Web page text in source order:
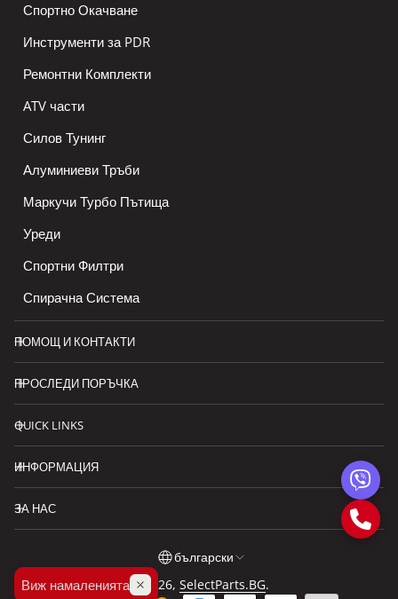
Спортно Окачване
Инструменти за PDR
Ремонтни Комплекти
ATV части
Силов Тунинг
Алуминиеви Тръби
Маркучи Турбо Пътища
Уреди
Спортни Филтри
Спирачна Система
ПОМОЩ И КОНТАКТИ
ПРОСЛЕДИ ПОРЪЧКА
QUICK LINKS
ИНФОРМАЦИЯ
ЗА НАС
български
© 2026, SelectParts.BG.
Виж намаленията